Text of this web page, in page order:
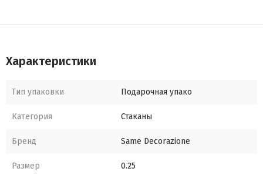
Характеристики
Тип упаковки Подарочная упако
Категория Стаканы
Бренд Same Decorazione
Размер 0.25